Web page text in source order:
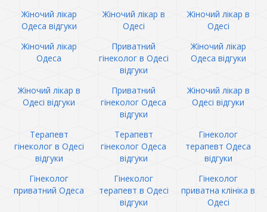
Жіночий лікар
Одеса відгуки
Жіночий лікар в
Одесі
Жіночий лікар в
Одесі
Жіночий лікар
Одеса
Приватний
гінеколог в Одесі
відгуки
Жіночий лікар
Одеса відгуки
Жіночий лікар в
Одесі відгуки
Приватний
гінеколог Одеса
відгуки
Жіночий лікар в
Одесі відгуки
Терапевт
гінеколог в Одесі
відгуки
Терапевт
гінеколог Одеса
відгуки
Гінеколог
терапевт Одеса
відгуки
Гінеколог
приватний Одеса
Гінеколог
терапевт в Одесі
відгуки
Гінеколог
приватна клініка в
Одесі